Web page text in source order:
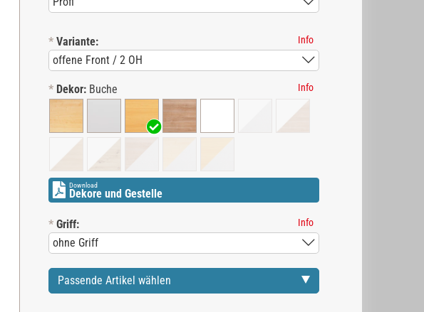
* Variante: Info
* Dekor: Buche Info
Download
Dekore und Gestelle
* Griff: Info
Passende Artikel wählen